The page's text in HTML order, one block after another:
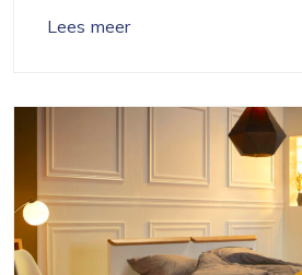
Lees meer